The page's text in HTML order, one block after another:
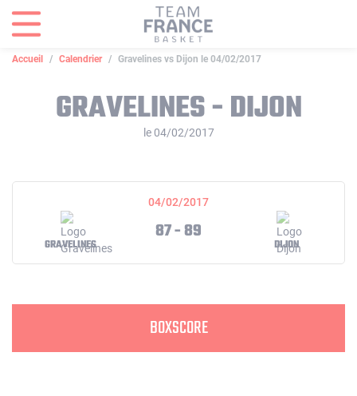
Accueil Calendrier Gravelines vs Dijon le 04/02/2017
GRAVELINES - DIJON
le 04/02/2017
04/02/2017
GRAVELINES
87 - 89
DIJON
BOXSCORE
Panneau de gestion des cookies